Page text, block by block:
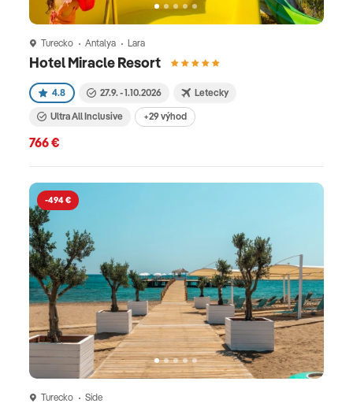
Turecko Antalya Lara
Hotel Miracle Resort
4.8 27.9. - 1.10.2026 Letecky
Ultra All Inclusive +29 výhod
766 €
-494 €
Turecko Side